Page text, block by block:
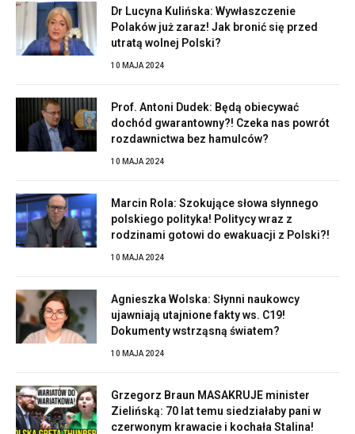
Dr Lucyna Kulińska: Wywłaszczenie
Polaków już zaraz! Jak bronić się przed
utratą wolnej Polski?
10 MAJA 2024
Prof. Antoni Dudek: Będą obiecywać
dochód gwarantowny?! Czeka nas powrót
rozdawnictwa bez hamulców?
10 MAJA 2024
Marcin Rola: Szokujące słowa słynnego
polskiego polityka! Politycy wraz z
rodzinami gotowi do ewakuacji z Polski?!
10 MAJA 2024
Agnieszka Wolska: Słynni naukowcy
ujawniają utajnione fakty ws. C19!
Dokumenty wstrząsną światem?
10 MAJA 2024
Grzegorz Braun MASAKRUJE minister
Zielińską: 70 lat temu siedziałaby pani w
czerwonym krawacie i kochała Stalina!